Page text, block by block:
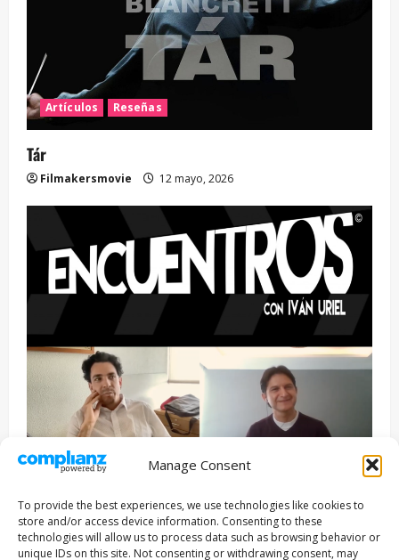
Manage Consent
To provide the best experiences, we use technologies like cookies to
store and/or access device information. Consenting to these
technologies will allow us to process data such as browsing behavior or
unique IDs on this site. Not consenting or withdrawing consent, may
Artículos Reseñas
Tár
Filmakersmovie 12 mayo, 2026
Entrevista Series
ENCUENTROS CON IVÁN URIEL T3E22: JUAN PATRICIO
RIVEROLL